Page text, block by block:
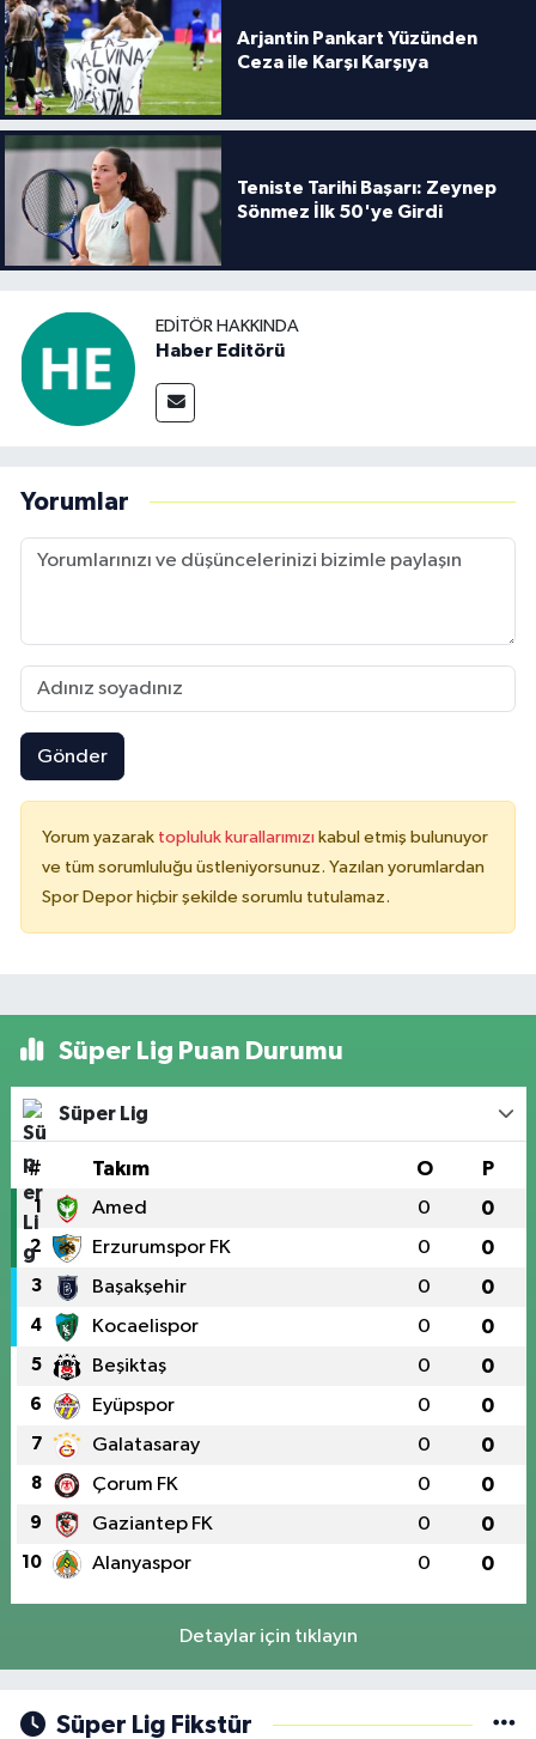
Arjantin Pankart Yüzünden
Ceza ile Karşı Karşıya
Teniste Tarihi Başarı: Zeynep
Sönmez İlk 50'ye Girdi
EDITÖR HAKKINDA
Haber Editörü
Yorumlar
Gönder
Yorum yazarak topluluk kurallarımızı kabul etmiş bulunuyor
ve tüm sorumluluğu üstleniyorsunuz. Yazılan yorumlardan
Spor Depor hiçbir şekilde sorumlu tutulamaz.
Süper Lig Puan Durumu
Süper Lig
# Takım O P
1 Amed 0 0
2 Erzurumspor FK 0 0
3 Başakşehir 0 0
4 Kocaelispor 0 0
5 Beşiktaş 0 0
6 Eyüpspor 0 0
7 Galatasaray 0 0
8 Çorum FK 0 0
9 Gaziantep FK 0 0
10 Alanyaspor 0 0
Detaylar için tıklayın
Süper Lig Fikstür